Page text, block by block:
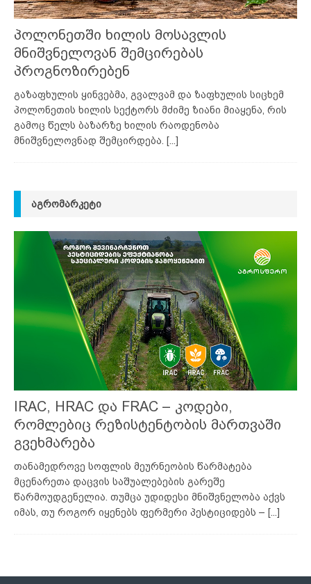
პოლონეთში ხილის მოსავლის
მნიშვნელოვან შემცირებას
პროგნოზირებენ
გაზაფხულის ყინვებმა, გვალვამ და ზაფხულის სიცხემ
პოლონეთის ხილის სექტორს მძიმე ზიანი მიაყენა, რის
გამოც წელს ბაზარზე ხილის რაოდენობა
მნიშვნელოვნად შემცირდება.
[...]
ᲐᲒᲠᲝᲛᲐᲠᲙᲔᲢᲘ
IRAC, HRAC და FRAC – კოდები,
რომლებიც რეზისტენტობის მართვაში
გვეხმარება
თანამედროვე სოფლის მეურნეობის წარმატება
მცენარეთა დაცვის საშუალებების გარეშე
წარმოუდგენელია. თუმცა უდიდესი მნიშვნელობა აქვს
იმას, თუ როგორ იყენებს ფერმერი პესტიციდებს – [...]